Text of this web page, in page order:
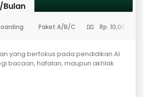
Bulan
Paket A/B/C Rp. 10,000,000
yang berfokus pada pendidikan Al
bacaan, hafalan, maupun akhlak